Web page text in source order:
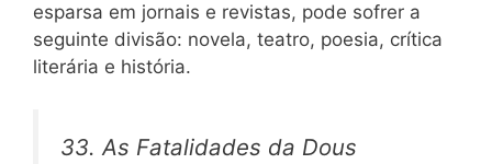
esparsa em jornais e revistas, pode sofrer a
seguinte divisão: novela, teatro, poesia, crítica
literária e história.
33. As Fatalidades da Dous